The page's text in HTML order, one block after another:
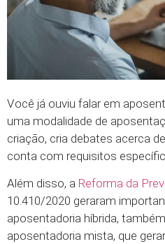
Você já ouviu falar em
uma modalidade de
criação, cria debates acerca
conta com requisitos
Além disso, a Reforma da
10.410/2020 geraram
aposentadoria híbrida,
aposentadoria mista, que